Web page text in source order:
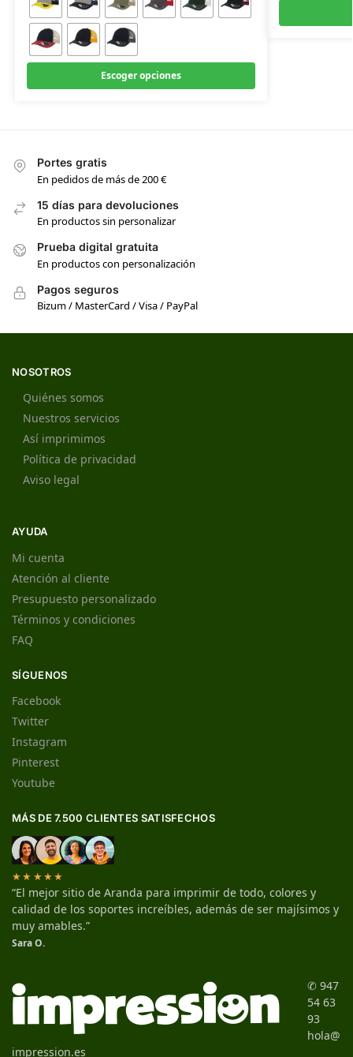
Escoger opciones
Portes gratis
En pedidos de más de 200 €
15 días para devoluciones
En productos sin personalizar
Prueba digital gratuita
En productos con personalización
Pagos seguros
Bizum / MasterCard / Visa / PayPal
NOSOTROS
Quiénes somos
Nuestros servicios
Así imprimimos
Política de privacidad
Aviso legal
AYUDA
Mi cuenta
Atención al cliente
Presupuesto personalizado
Términos y condiciones
FAQ
SÍGUENOS
Facebook
Twitter
Instagram
Pinterest
Youtube
MÁS DE 7.500 CLIENTES SATISFECHOS
★★★★★
“El mejor sitio de Aranda para imprimir de todo, colores y
calidad de los soportes increíbles, además de ser majísimos y
muy amables.”
Sara O.
✆ 947
54 63
93
hola@
impression.es